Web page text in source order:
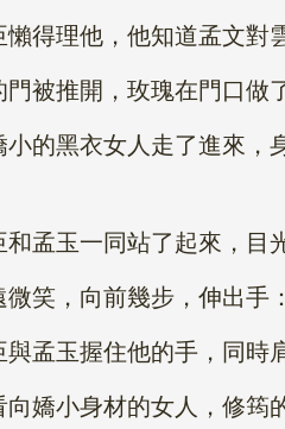
理他，他知道孟文對雲
推開，玫瑰在門口做了
黑衣女人走了進來，身
玉一同站了起來，目光
，向前幾步，伸出手：
玉握住他的手，同時肩
小身材的女人，修筠的